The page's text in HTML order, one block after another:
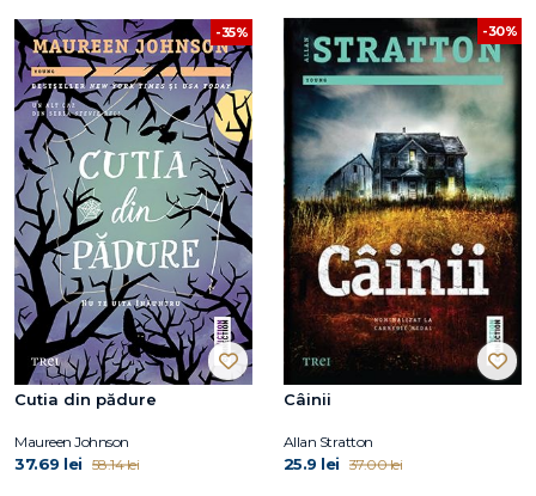
-35%
Cutia din pădure
Maureen Johnson
37.69 lei 58.14 lei
-30%
Câinii
Allan Stratton
25.9 lei 37.00 lei